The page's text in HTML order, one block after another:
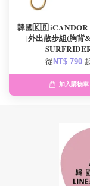
韓國🇰🇷 iCANDOR
|外出散步組(胸背
從 NT$ 790
加入購物車